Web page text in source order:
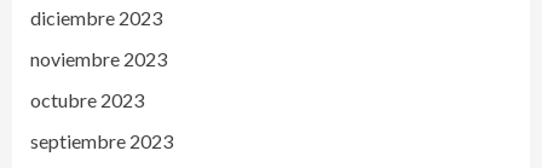
diciembre 2023
noviembre 2023
octubre 2023
septiembre 2023